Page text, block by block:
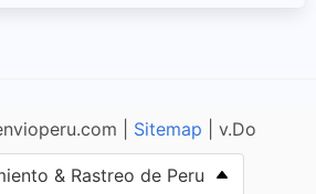
| Sitemap | v.Do
& Rastreo de Peru